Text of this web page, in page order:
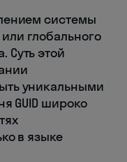
системы
глобального
Суть этой
уникальными
GUID широко
в языке